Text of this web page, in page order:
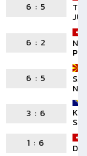
6 : 5
6 : 2
6 : 5
3 : 6
1 : 6